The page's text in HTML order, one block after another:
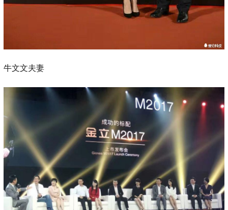
牛文文夫妻